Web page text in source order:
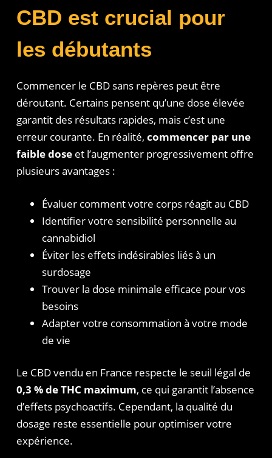
CBD est crucial pour
les débutants
Commencer le CBD sans repères peut être
déroutant. Certains pensent qu’une dose élevée
garantit des résultats rapides, mais c’est une
erreur courante. En réalité, commencer par une
faible doseet l’augmenter progressivement offre
plusieurs avantages :
Évaluer comment votre corps réagit au CBD
Identifier votre sensibilité personnelle au
cannabidiol
Éviter les effets indésirables liés à un
surdosage
Trouver la dose minimale efficace pour vos
besoins
Adapter votre consommation à votre mode
de vie
Le CBD vendu en France respecte le seuil légal de
0,3 % de THC maximum, ce qui garantit l’absence
d’effets psychoactifs. Cependant, la qualité du
dosage reste essentielle pour optimiser votre
expérience.